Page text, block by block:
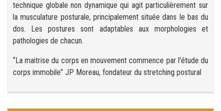
technique globale non dynamique qui agit particulièrement sur
la musculature posturale, principalement située dans le bas du
dos. Les postures sont adaptables aux morphologies et
pathologies de chacun.
“La maitrise du corps en mouvement commence par l'étude du
corps immobile” JP Moreau, fondateur du stretching postural